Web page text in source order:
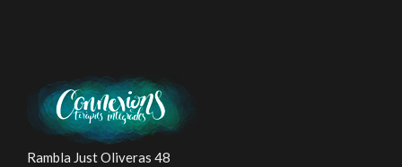
Rambla Just Oliveras 48